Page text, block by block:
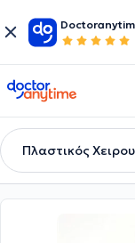
doctoranytime
Πλαστικός